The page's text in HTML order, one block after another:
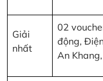
Giải
nhất
02
động,
An